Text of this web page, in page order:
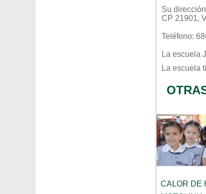
Su
CP 21901,
Teléfono:
La escuela
La escuela
CALOR DE